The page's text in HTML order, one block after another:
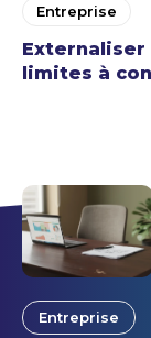
Entreprise
Externaliser
limites à
Entreprise